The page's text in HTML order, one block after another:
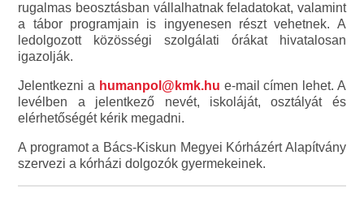
rugalmas beosztásban vállalhatnak feladatokat, valamint
a tábor programjain is ingyenesen részt vehetnek. A
ledolgozott közösségi szolgálati órákat hivatalosan
igazolják.
Jelentkezni a humanpol@kmk.hu e-mail címen lehet. A
levélben a jelentkező nevét, iskoláját, osztályát és
elérhetőségét kérik megadni.
A programot a Bács-Kiskun Megyei Kórházért Alapítvány
szervezi a kórházi dolgozók gyermekeinek.